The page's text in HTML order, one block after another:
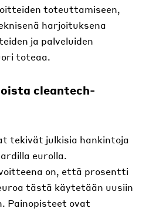
toteuttamiseen,
harjoituksena
ja palveluiden
toteaa.
cleantech-
tekivät julkisia hankintoja
eurolla.
on, että prosentti
tästä käytetään uusiin
Painopisteet ovat